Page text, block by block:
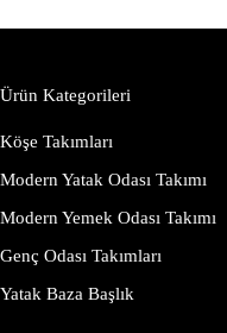
Ürün Kategorileri
Köşe Takımları
Modern Yatak Odası Takımı
Modern Yemek Odası Takımı
Genç Odası Takımları
Yatak Baza Başlık